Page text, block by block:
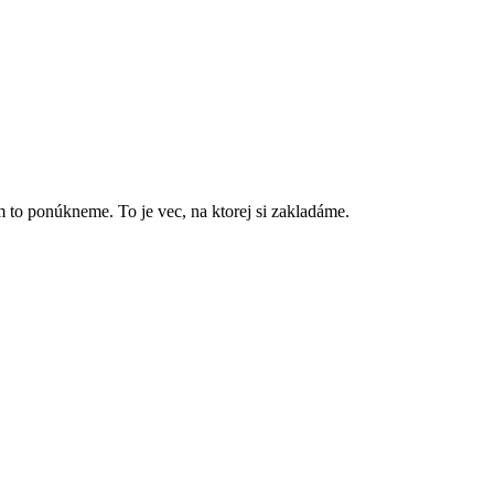
ponúkneme. To je vec, na ktorej si zakladáme.